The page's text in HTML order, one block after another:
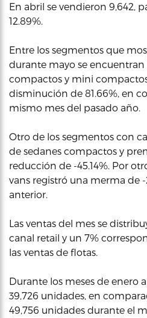
En abril se vendieron 9,642,
12.89%.
Entre los segmentos que
durante mayo se encuentran
compactos y mini
disminución de 81.66%, en
mismo mes del pasado año.
Otro de los segmentos con
de sedanes compactos y
reducción de -45.14%. Por
vans registró una merma de
anterior.
Las ventas del mes se
canal retail y un 7%
las ventas de flotas.
Durante los meses de enero
39,726 unidades, en
49,756 unidades durante el